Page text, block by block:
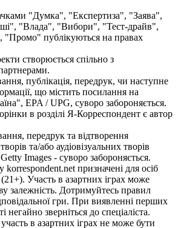
"Думка", "Експертиза", "Заява",
"Влада", "Вибори", "Тест-драйв",
"Промо" публікуються на правах
створюється спільно з
публікація, передрук, чи наступне
що містить посилання на
EPA / UPG, суворо забороняється.
в розділі Я-Корреспондент є автор
передрук та відтворення
та/або аудіовізуальних творів
Images - суворо забороняється.
korrespondent.net призначені для осіб
Участь в азартних іграх може
залежність. Дотримуйтесь правил
гри. При виявленні перших
негайно зверніться до спеціаліста.
в азартних іграх не може бути